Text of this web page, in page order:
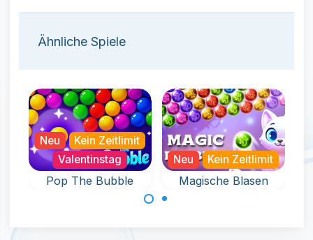
Ähnliche Spiele
Pop The Bubble
Neu
Kein Zeitlimit
Valentinstag
Magische Blasen
Neu Kein Zeitlimit